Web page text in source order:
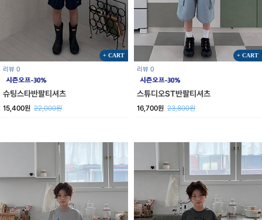
+ CART
리뷰 0
슈팅스타반팔티셔츠
15,400원 22,000원
+ CART
리뷰 0
스튜디오ST반팔티셔츠
16,700원 23,800원